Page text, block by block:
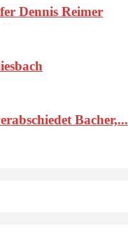
Dennis Reimer
Bacher,...